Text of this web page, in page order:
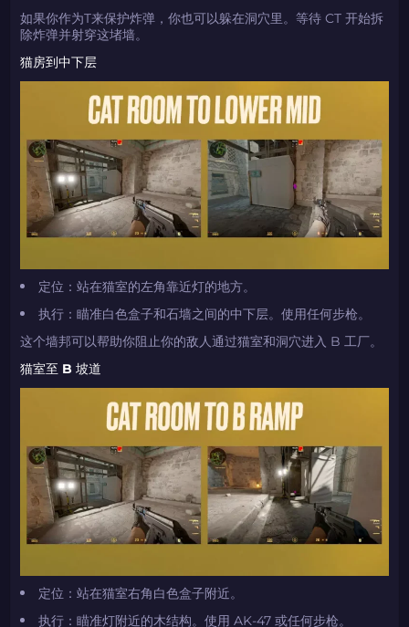
如果你作为T来保护炸弹，你也可以躲在洞穴里。等待 CT 开始拆
除炸弹并射穿这堵墙。
猫房到中下层
定位：站在猫室的左角靠近灯的地方。
执行：瞄准白色盒子和石墙之间的中下层。使用任何步枪。
这个墙邦可以帮助你阻止你的敌人通过猫室和洞穴进入 B 工厂。
猫室至 B 坡道
定位：站在猫室右角白色盒子附近。
执行：瞄准灯附近的木结构。使用 AK-47 或任何步枪。